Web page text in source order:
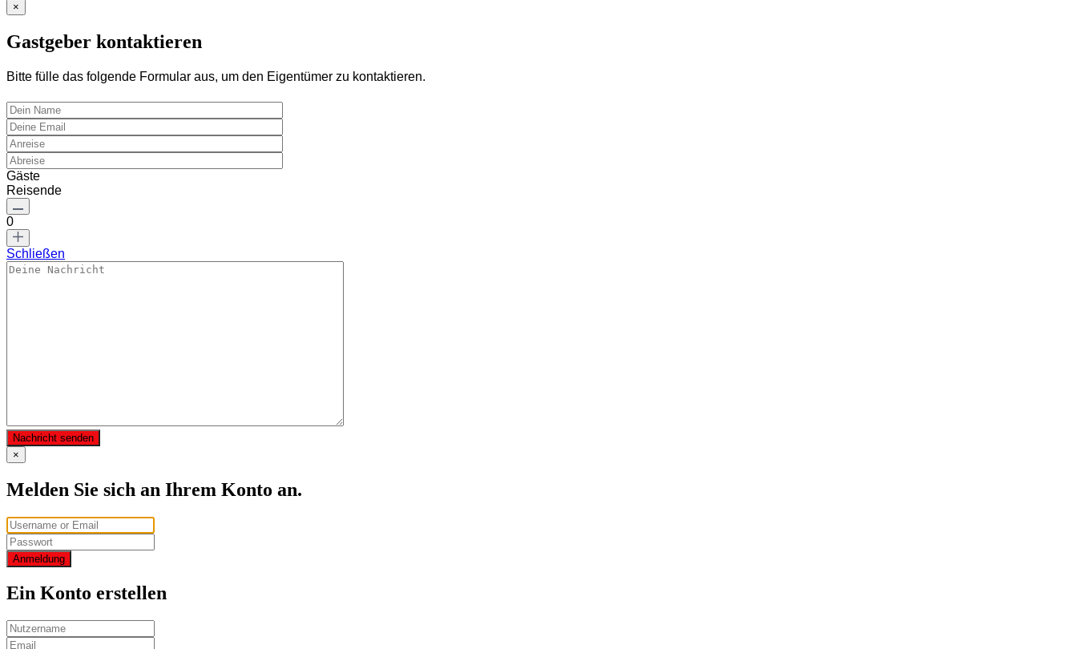
×
Gastgeber kontaktieren
Bitte fülle das folgende Formular aus, um den Eigentümer zu kontaktieren.
Gäste
Reisende
0
Schließen
Nachricht senden
×
Melden Sie sich an Ihrem Konto an.
Anmeldung
Ein Konto erstellen